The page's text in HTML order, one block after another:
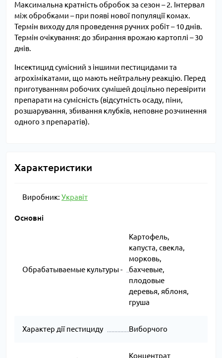
Максимальна кратність обробок за сезон – 2. Інтервал
між обробками – при появі нової популяції комах.
Термін виходу для проведення ручних робіт – 10 днів.
Термін очікування: до збирання врожаю картоплі – 30
днів.
Інсектицид сумісний з іншими пестицидами та
агрохімікатами, що мають нейтральну реакцію. Перед
приготуванням робочих сумішей доцільно перевірити
препарати на сумісність (відсутність осаду, піни,
розшарування, збивання клубків, неповне розчинення
одного з препаратів).
Характеристики
Виробник: Укравіт
Основні
Обрабатываемые культуры -
Картофель,
капуста, свекла,
морковь,
бахчевые,
плодовые
деревья, яблоня,
груша
Характер дії пестициду Виборчого
Концентрат